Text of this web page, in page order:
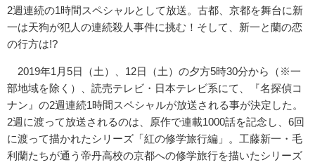
2週連続の1時間スペシャルとして放送。古都、京都を舞台に新
一は天狗が犯人の連続殺人事件に挑む！そして、新一と蘭の恋
の行方は!?
2019年1月5日（土）、12日（土）の夕方5時30分から（※一
部地域を除く）、読売テレビ・日本テレビ系にて、『名探偵コ
ナン』の2週連続1時間スペシャルが放送される事が決定した。
2週に渡って放送されるのは、原作で連載1000話を記念し、6回
に渡って描かれたシリーズ「紅の修学旅行編」。工藤新一・毛
利蘭たちが通う帝丹高校の京都への修学旅行を描いたシリーズ